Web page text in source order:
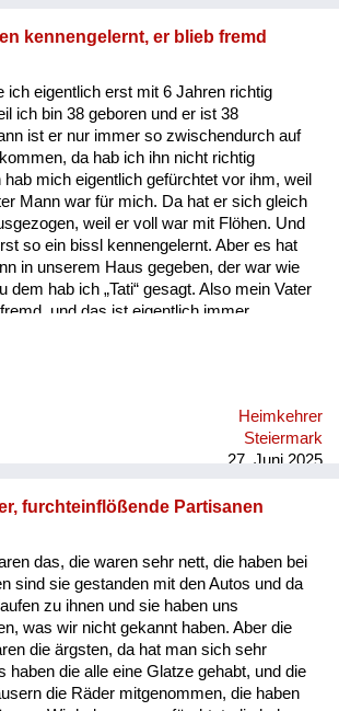
Wohnen
kennengelernt, er blieb fremd
ich eigentlich erst mit 6 Jahren richtig
ich bin 38 geboren und er ist 38
ist er nur immer so zwischendurch auf
da hab ich ihn nicht richtig
hab mich eigentlich gefürchtet vor ihm, weil
Mann war für mich. Da hat er sich gleich
weil er voll war mit Flöhen. Und
so ein bissl kennengelernt. Aber es hat
in unserem Haus gegeben, der war wie
dem hab ich „Tati“ gesagt. Also mein Vater
und das ist eigentlich immer
Heimkehrer
Steiermark
27. Juni 2025
furchteinflößende Partisanen
das, die waren sehr nett, die haben bei
sind sie gestanden mit den Autos und da
zu ihnen und sie haben uns
was wir nicht gekannt haben. Aber die
die ärgsten, da hat man sich sehr
haben die alle eine Glatze gehabt, und die
die Räder mitgenommen, die haben